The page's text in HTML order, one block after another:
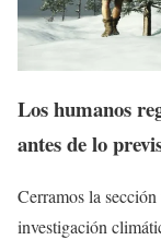
Los humanos
antes de lo
Cerramos la
investigación